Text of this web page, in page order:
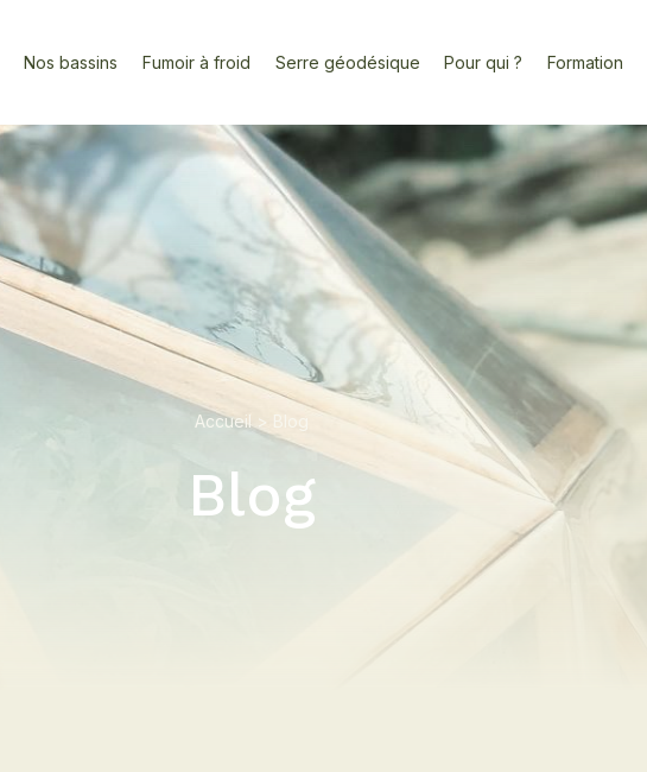
Nos bassins Fumoir à froid Serre géodésique Pour qui ? Formation
Accueil > Blog
Blog